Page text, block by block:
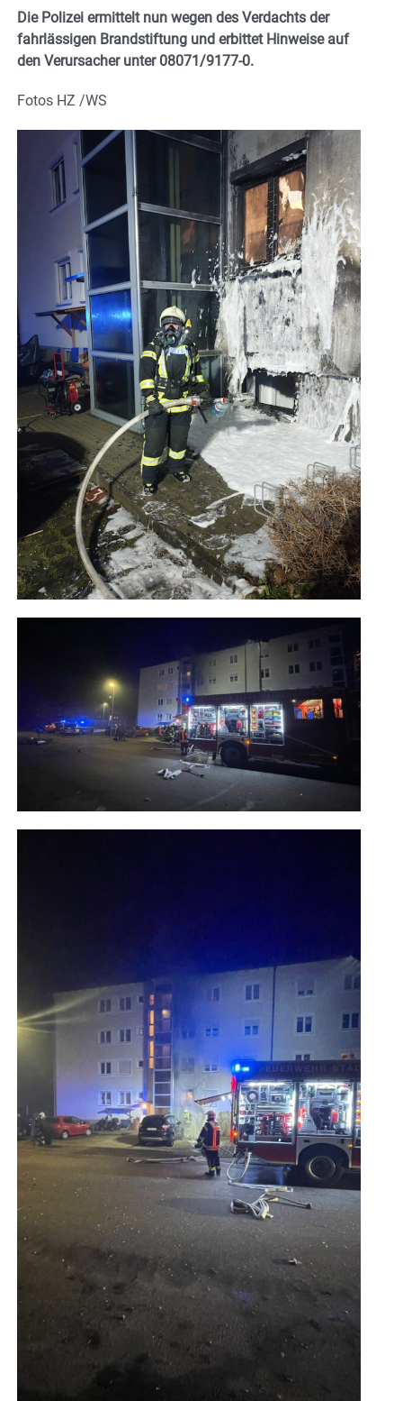
Die Polizei ermittelt nun wegen des Verdachts der
fahrlässigen Brandstiftung und erbittet Hinweise auf
den Verursacher unter 08071/9177-0.
Fotos HZ /WS